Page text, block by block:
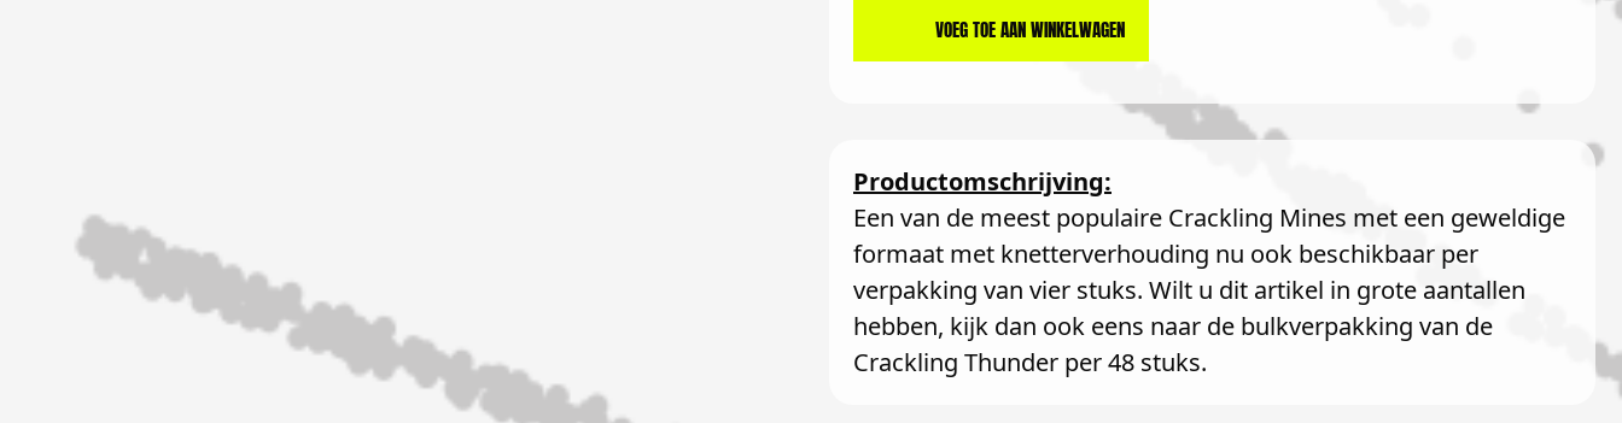
VOEG TOE AAN WINKELWAGEN
Productomschrijving:
Een van de meest populaire Crackling Mines met een geweldige
formaat met knetterverhouding nu ook beschikbaar per
verpakking van vier stuks. Wilt u dit artikel in grote aantallen
hebben, kijk dan ook eens naar de bulkverpakking van de
Crackling Thunder per 48 stuks.